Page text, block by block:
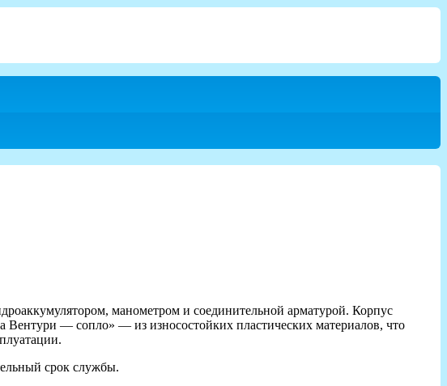
манометром и соединительной арматурой. Корпус
— сопло» — из износостойких пластических материалов, что
срок службы.